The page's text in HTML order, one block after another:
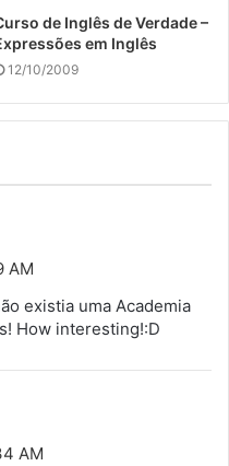
de Inglês de Verdade –
em Inglês
12/10/2009
AM
existia uma Academia
How interesting!:D
AM